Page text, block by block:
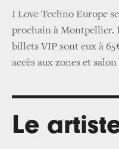
I Love Techno Europe
prochain à Montpellier.
billets VIP sont eux à
accès aux zones et salon
Le